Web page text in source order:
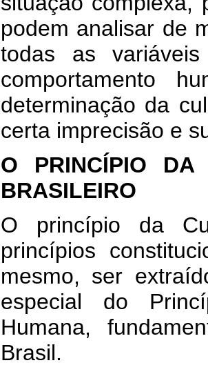
podem analisar de
todas as
comportamento
determinação da
certa imprecisão e
O PRINCÍPIO DA
BRASILEIRO
O princípio da
princípios
mesmo, ser
especial do
Humana,
Brasil.